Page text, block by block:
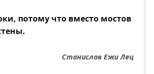
потому что вместо мостов
Станислав Ежи Лец